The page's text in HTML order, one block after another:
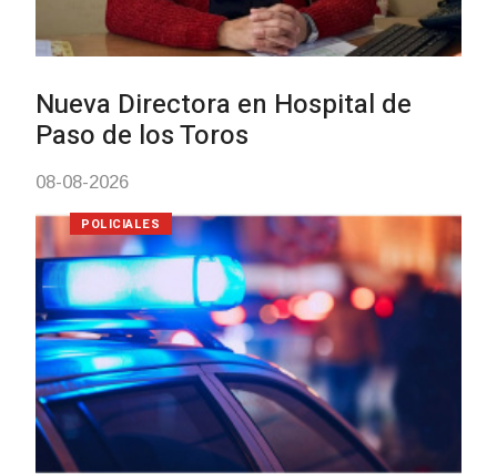
Investigación de policías de
Tacuarembó permitió
Villa Ansina
04-08-2026
NOTICIAS